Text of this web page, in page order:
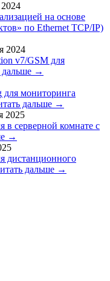
на основе
по Ethernet TCP/IP)
2024
v7/GSM для
дальше →
мониторинга
дальше →
2025
в серверной комнате с
→
дистанционного
дальше →